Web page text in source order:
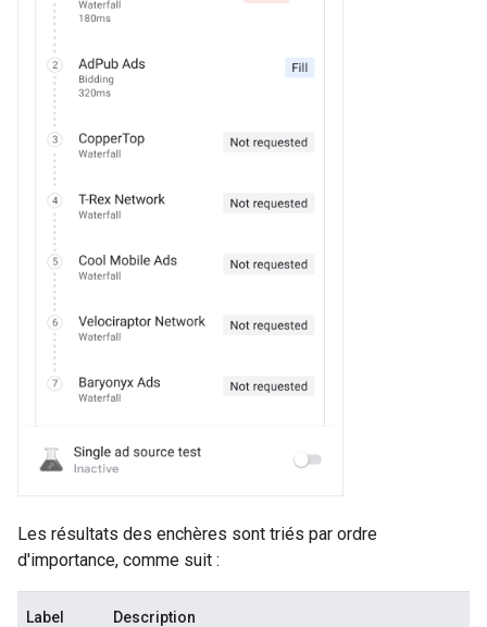
Les résultats des enchères sont triés par ordre
d'importance, comme suit :
Label Description